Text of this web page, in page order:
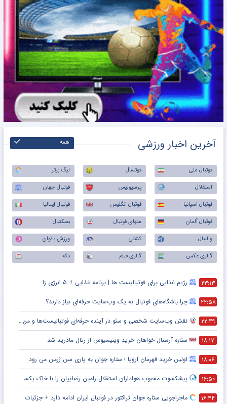
آخرین اخبار ورزشی همه
فوتبال ملی فوتسال
لیگ برتر
استقلال
پرسپولیس
فوتبال جهان
فوتبال اسپانیا
فوتبال انگلیس
فوتبال ایتالیا
فوتبال آلمان
منهای فوتبال
بسکتبال
والیبال
کشتی
ورزش بانوان
گالری عکس
گالری فیلم دکه
۲۳:۱۳ رژیم غذایی برای فوتبالیست ها | برنامه غذایی + ۵ انرژی زا
۲۲:۵۸ چرا باشگاه‌های فوتبال به یک وب‌سایت حرفه‌ای نیاز دارند؟
۲۲:۴۹ نقش وب‌سایت شخصی و سئو در آینده حرفه‌ای فوتبالیست‌ها و مربیان
۱۸:۱۷ ستاره آرسنال خواهان خرید وینیسیوس از رئال مادرید شد
۱۸:۰۶ اولین خرید قهرمان اروپا ؛ ستاره جوان به پاری سن ژرمن می رود
۱۶:۵۰ پیشکسوت محبوب هواداران استقلال رامین رضاییان را با خاک یکسان کرد + جزئیات
۱۶:۴۴ ماجراجویی ستاره جوان تراکتور در فوتبال ایران ادامه دارد + جزئیات